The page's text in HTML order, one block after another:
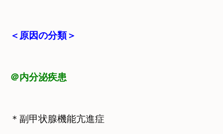
＜原因の分類＞
＠内分泌疾患
＊副甲状腺機能亢進症